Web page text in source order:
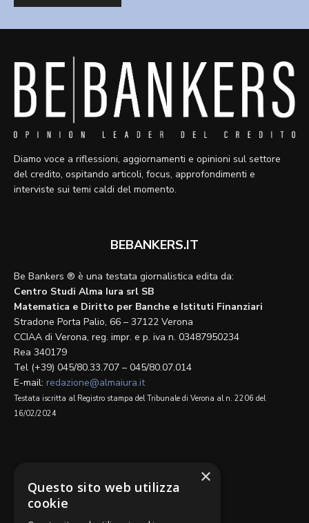
Diamo voce a riflessioni, aggiornamenti e opinioni sul settore
del credito, ospitando articoli, focus, approfondimenti e
interviste sui temi caldi del momento.
BEBANKERS.IT
Be Bankers ® è una testata giornalistica edita da:
Centro Studi Alma Iura srl SB
Matematica e Diritto per Banche e Istituti Finanziari
Stradone Porta Palio, 66 – 37122 Verona
CCIAA di Verona, reg. impr. e p. iva n. 03487950234
Rea 340179
Tel (+39) 045/80.33.707 – 045/80.07.014
E-mail: redazione@almaiura.it
Testata iscritta al Registro stampa del Tribunale di Verona al n. 2206 del
16/02/2024
×
Questo sito web utilizza
cookie